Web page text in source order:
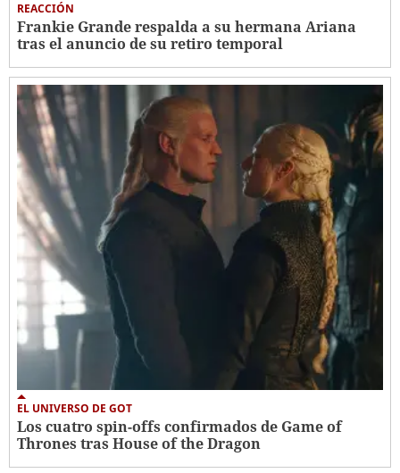
REACCIÓN
Frankie Grande respalda a su hermana Ariana
tras el anuncio de su retiro temporal
EL UNIVERSO DE GOT
Los cuatro spin-offs confirmados de Game of
Thrones tras House of the Dragon